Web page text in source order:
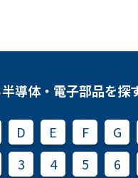
導体・電子部品を探
D E F G
3 4 5 6